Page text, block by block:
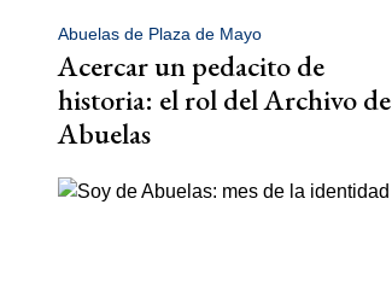
Abuelas de Plaza de Mayo
Acercar un pedacito de
historia: el rol del Archivo de
Abuelas